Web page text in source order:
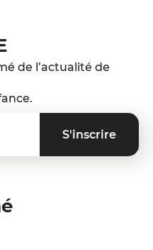
de l’actualité de